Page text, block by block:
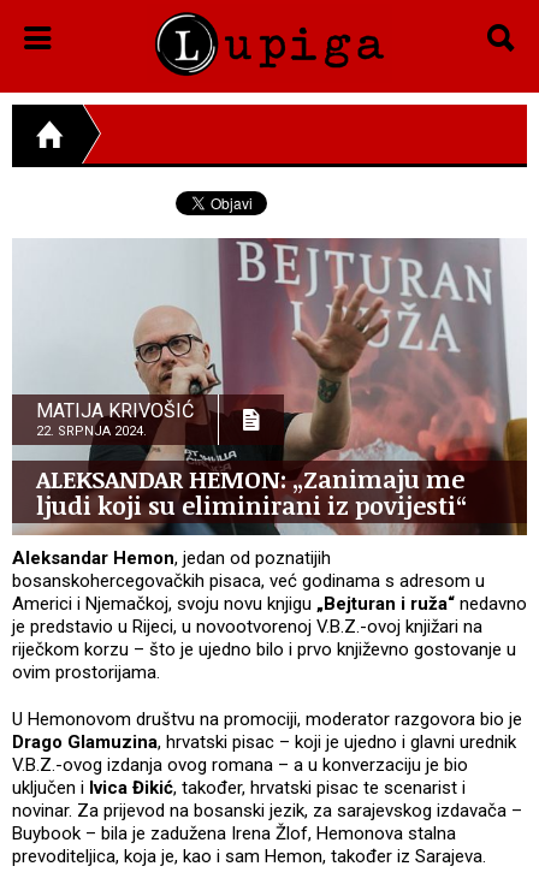
MATIJA KRIVOŠIĆ
22. SRPNJA 2024.
ALEKSANDAR HEMON: „Zanimaju me
ljudi koji su eliminirani iz povijesti“
Aleksandar Hemon, jedan od poznatijih
bosanskohercegovačkih pisaca, već godinama s adresom u
Americi i Njemačkoj, svoju novu knjigu „Bejturan i ruža“ nedavno
je predstavio u Rijeci, u novootvorenoj V.B.Z.-ovoj knjižari na
riječkom korzu – što je ujedno bilo i prvo književno gostovanje u
ovim prostorijama.
U Hemonovom društvu na promociji, moderator razgovora bio je
Drago Glamuzina, hrvatski pisac – koji je ujedno i glavni urednik
V.B.Z.-ovog izdanja ovog romana – a u konverzaciju je bio
uključen i Ivica Đikić, također, hrvatski pisac te scenarist i
novinar. Za prijevod na bosanski jezik, za sarajevskog izdavača –
Buybook – bila je zadužena Irena Žlof, Hemonova stalna
prevoditeljica, koja je, kao i sam Hemon, također iz Sarajeva.